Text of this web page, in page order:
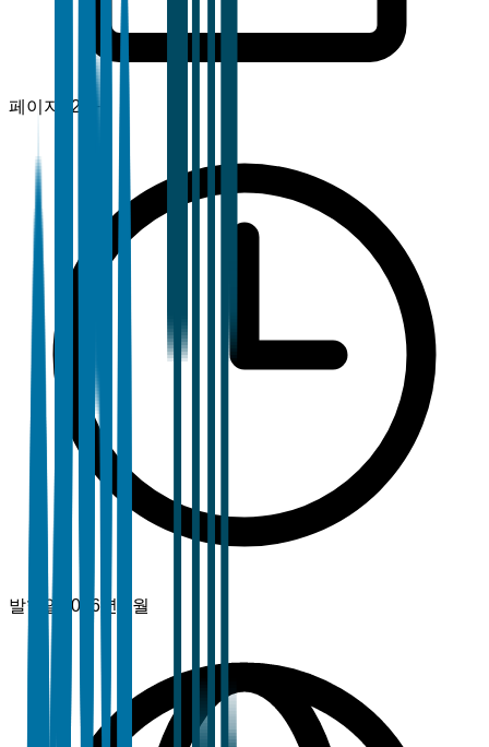
페이지 120+
발행일 2026년 3월